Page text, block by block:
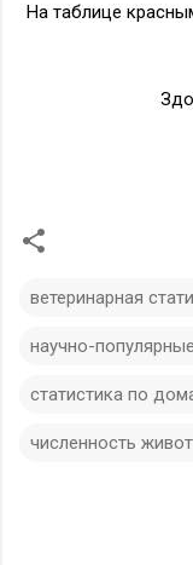
На таблице
ветеринарная
научно-
статистика по
численность